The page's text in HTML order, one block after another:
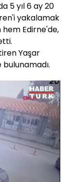
5 yıl 6 ay 20
yakalamak
Edirne'de,
Yaşar